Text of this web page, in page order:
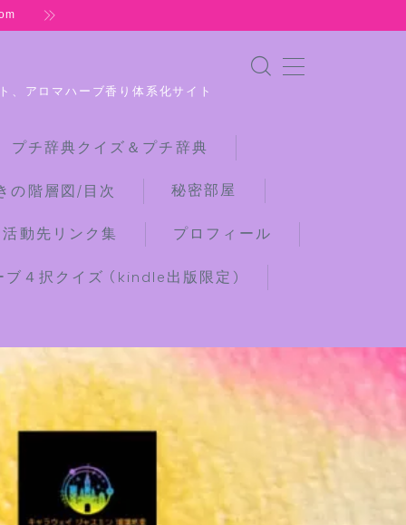
、アロマハーブ香り体系化サイト
チ辞典クイズ＆プチ辞典
の階層図/目次 秘密部屋
動先リンク集 プロフィール
４択クイズ (kindle出版限定)